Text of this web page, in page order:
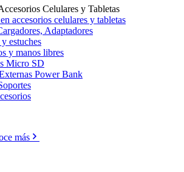
Celulares y Tabletas
accesorios celulares y tabletas
Adaptadores
estuches
y manos libres
Micro SD
Power Bank
más